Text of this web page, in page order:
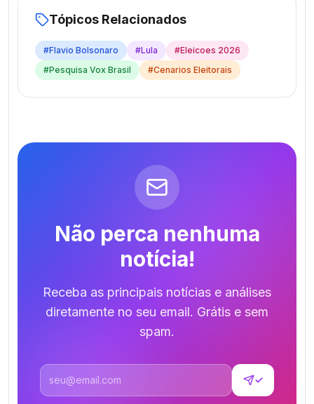
Tópicos Relacionados
#Flavio Bolsonaro #Lula #Eleicoes 2026
#Pesquisa Vox Brasil #Cenarios Eleitorais
Não perca nenhuma
notícia!
Receba as principais notícias e análises
diretamente no seu email. Grátis e sem
spam.
Endereço de email
✓